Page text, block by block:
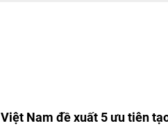
Việt Nam đề xuất 5 ưu tiên